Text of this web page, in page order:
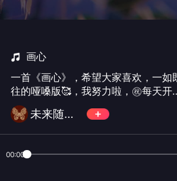
画心
一首《画心》，希望大家喜欢，一如
往的哑嗓版🥰，我努力啦，㊗️每天开
快乐哟❤️
未来随缘自在
00:00